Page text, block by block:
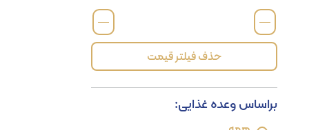
—
—
حذف فیلتر قیمت
براساس وعده غذایی: